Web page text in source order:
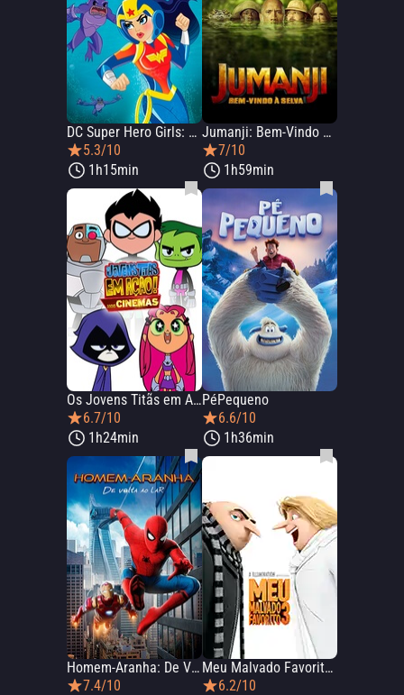
DC Super Hero Girls: Lendas de Atlântida
5.3/10
1h15min
Jumanji: Bem-Vindo À Selva
7/10
1h59min
Os Jovens Titãs em Ação! Nos Cinemas
6.7/10
1h24min
PéPequeno
6.6/10
1h36min
Homem-Aranha: De Volta ao Lar
7.4/10
Meu Malvado Favorito 3
6.2/10